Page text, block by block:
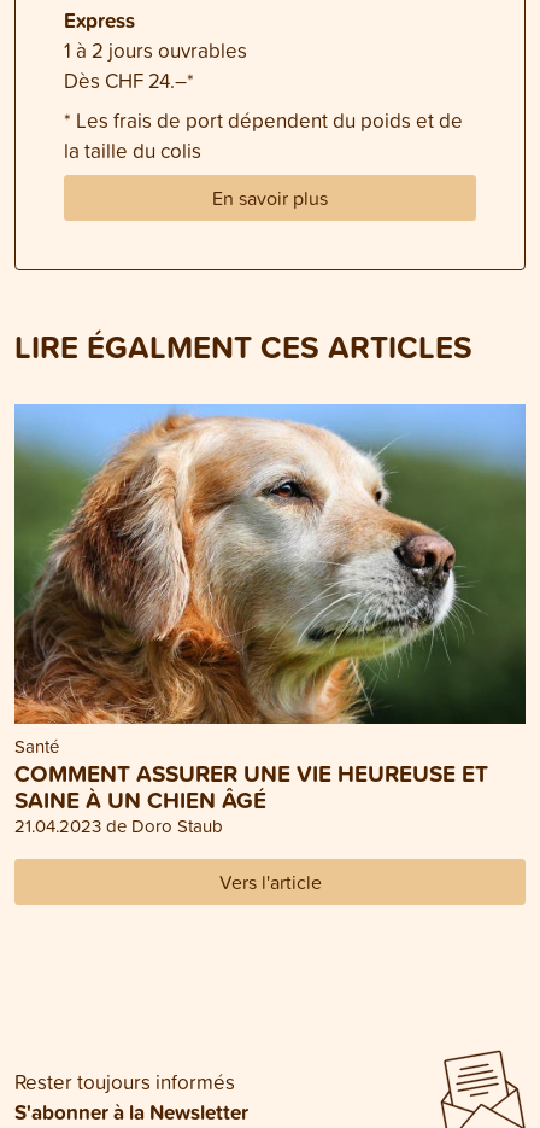
Express
1 à 2 jours ouvrables
Dès CHF 24.–*
* Les frais de port dépendent du poids et de
la taille du colis
En savoir plus
LIRE ÉGALMENT CES ARTICLES
Santé
COMMENT ASSURER UNE VIE HEUREUSE ET
SAINE À UN CHIEN ÂGÉ
21.04.2023 de Doro Staub
Vers l'article
Rester toujours informés
S'abonner à la Newsletter